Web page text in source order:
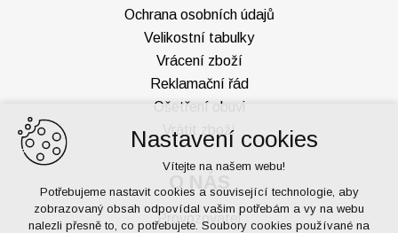
Provozovatel
Ochrana osobních údajů
Velikostní tabulky
Vrácení zboží
Reklamační řád
Ošetření obuvi
Vrátit zboží
Nastavení cookies
Vítejte na našem webu!
Potřebujeme nastavit cookies a související technologie, aby
zobrazovaný obsah odpovídal vašim potřebám a vy na webu
nalezli přesně to, co potřebujete. Soubory cookies používané na